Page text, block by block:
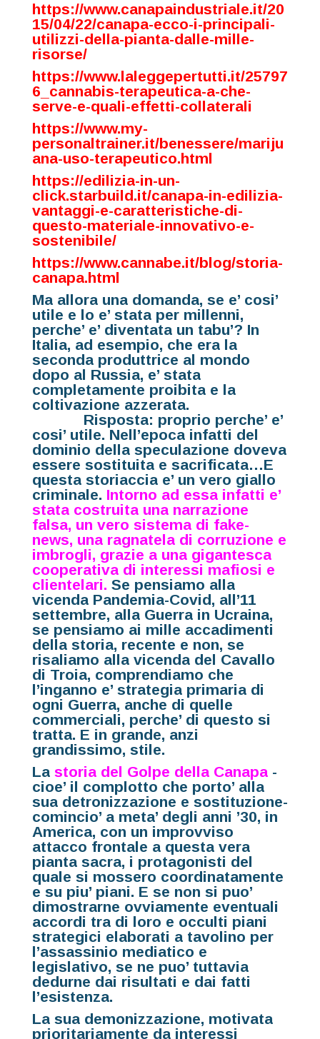
https://www.canapaindustriale.it/20
15/04/22/canapa-ecco-i-principali-
utilizzi-della-pianta-dalle-mille-
risorse/
https://www.laleggepertutti.it/25797
6_cannabis-terapeutica-a-che-
serve-e-quali-effetti-collaterali
https://www.my-
personaltrainer.it/benessere/mariju
ana-uso-terapeutico.html
https://edilizia-in-un-
click.starbuild.it/canapa-in-edilizia-
vantaggi-e-caratteristiche-di-
questo-materiale-innovativo-e-
sostenibile/
https://www.cannabe.it/blog/storia-
canapa.html
Ma allora una domanda, se e’ cosi’
utile e lo e’ stata per millenni,
perche’ e’ diventata un tabu’? In
Italia, ad esempio, che era la
seconda produttrice al mondo
dopo al Russia, e’ stata
completamente proibita e la
coltivazione azzerata.
Risposta: proprio perche’ e’
cosi’ utile. Nell’epoca infatti del
dominio della speculazione doveva
essere sostituita e sacrificata…E
questa storiaccia e’ un vero giallo
criminale. Intorno ad essa infatti e’
stata costruita una narrazione
falsa, un vero sistema di fake-
news, una ragnatela di corruzione e
imbrogli, grazie a una gigantesca
cooperativa di interessi mafiosi e
clientelari. Se pensiamo alla
vicenda Pandemia-Covid, all’11
settembre, alla Guerra in Ucraina,
se pensiamo ai mille accadimenti
della storia, recente e non, se
risaliamo alla vicenda del Cavallo
di Troia, comprendiamo che
l’inganno e’ strategia primaria di
ogni Guerra, anche di quelle
commerciali, perche’ di questo si
tratta. E in grande, anzi
grandissimo, stile.
La storia del Golpe della Canapa-
cioe’ il complotto che porto’ alla
sua detronizzazione e sostituzione-
comincio’ a meta’ degli anni ’30, in
America, con un improvviso
attacco frontale a questa vera
pianta sacra, i protagonisti del
quale si mossero coordinatamente
e su piu’ piani. E se non si puo’
dimostrarne ovviamente eventuali
accordi tra di loro e occulti piani
strategici elaborati a tavolino per
l’assassinio mediatico e
legislativo, se ne puo’ tuttavia
dedurne dai risultati e dai fatti
l’esistenza.
La sua demonizzazione, motivata
prioritariamente da interessi